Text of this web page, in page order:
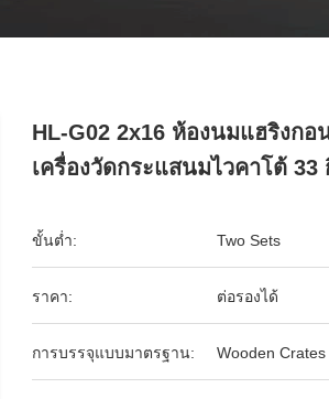
HL-G02 2x16 ห้องนมแฮริงกอ
เครื่องวัดกระแสนมไวคาโต้ 33
ขั้นต่ำ: Two Sets
ราคา: ต่อรองได้
การบรรจุแบบมาตรฐาน: Wooden Crates